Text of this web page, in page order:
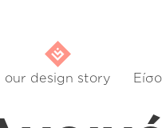
our design story